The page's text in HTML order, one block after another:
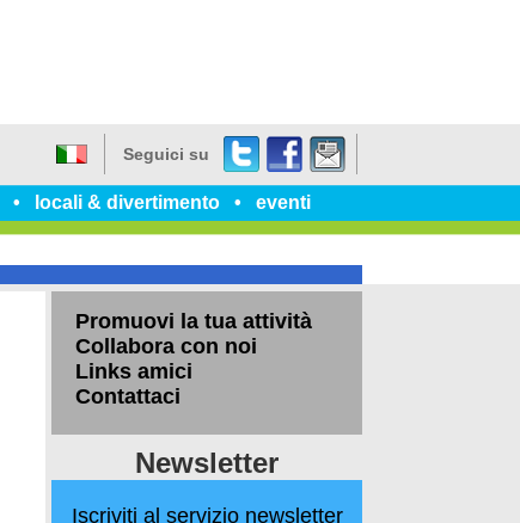
locali & divertimento eventi
Seguici su TwitterFacebook
un
Promuovi la tua attività
Collabora con noi
Links amici
Contattaci
Newsletter
Iscriviti al servizio newsletter